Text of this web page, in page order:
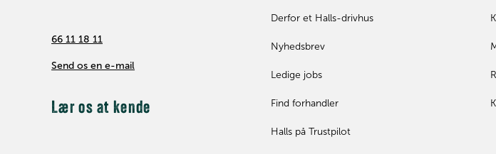
66 11 18 11
Send os en e-mail
Lær os at kende
Derfor et Halls-drivhus
Nyhedsbrev
Ledige jobs
Find forhandler
Halls på Trustpilot